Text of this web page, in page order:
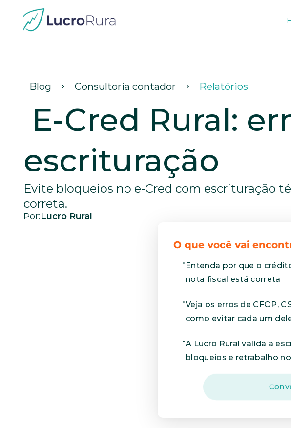
Blog Consultoria contador Relatórios
escrituração
Evite bloqueios no e-Cred com escrituração
correta.
Por:Lucro Rural
O que você vai
Entenda por que o
nota fiscal está correta
Veja os erros de CFOP,
como evitar cada um
A Lucro Rural valida a
bloqueios e retrabalho